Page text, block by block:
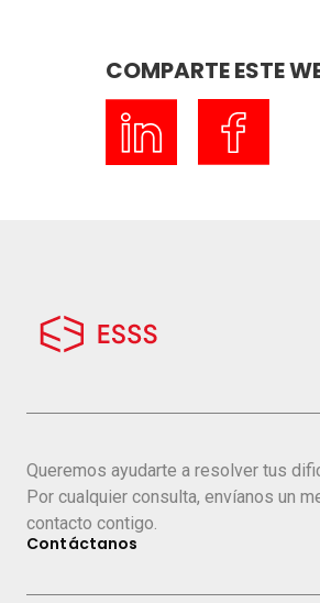
COMPARTE ESTE
Queremos ayudarte a resolver tus
Por cualquier consulta, envíanos un
contacto contigo.
Contáctanos